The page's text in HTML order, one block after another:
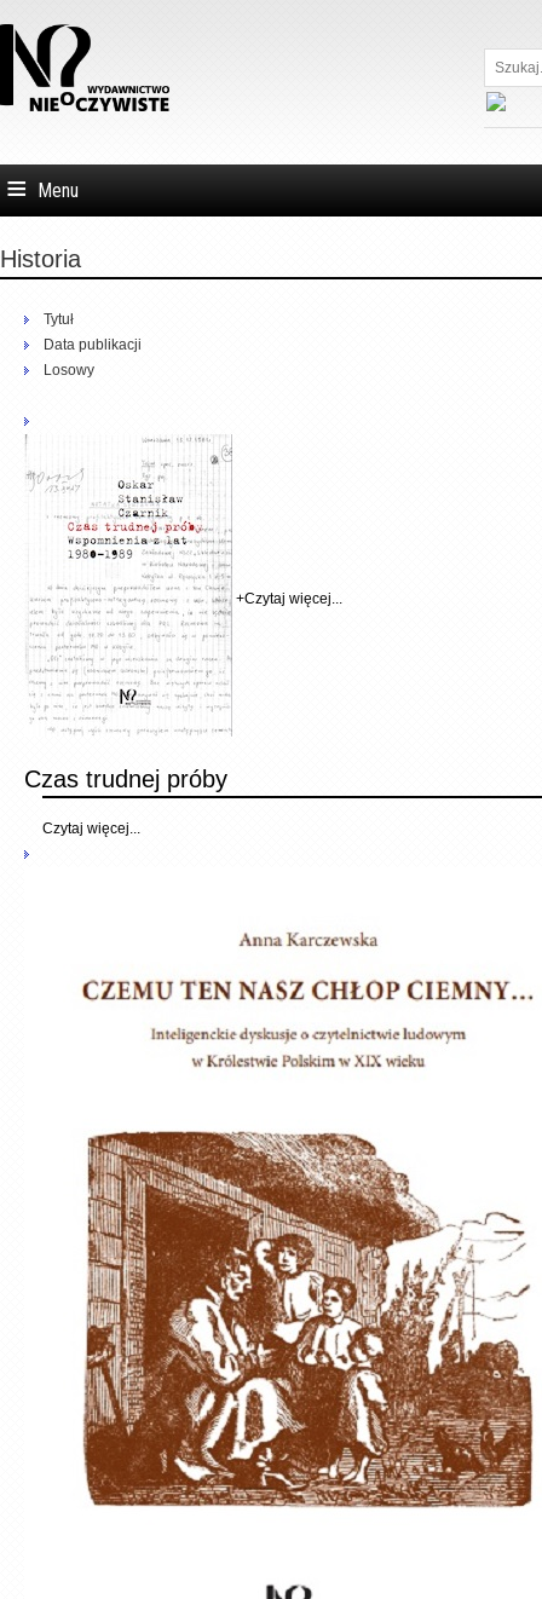
Szukaj...
Menu
Historia
Tytuł
Data publikacji
Losowy
+Czytaj więcej...
Czas trudnej próby
Czytaj więcej...